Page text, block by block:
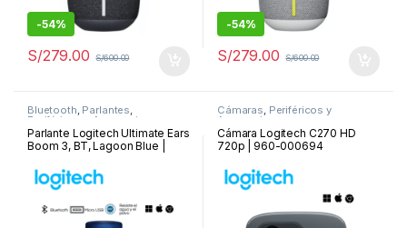
-54%
S/279.00 S/600.00
-54%
S/279.00 S/600.00
Bluetooth, Parlantes,
Periféricos y Accesorios
Parlante Logitech Ultimate Ears
Boom 3, BT, Lagoon Blue |
Cámaras, Periféricos y
Accesorios
Cámara Logitech C270 HD
720p | 960-000694